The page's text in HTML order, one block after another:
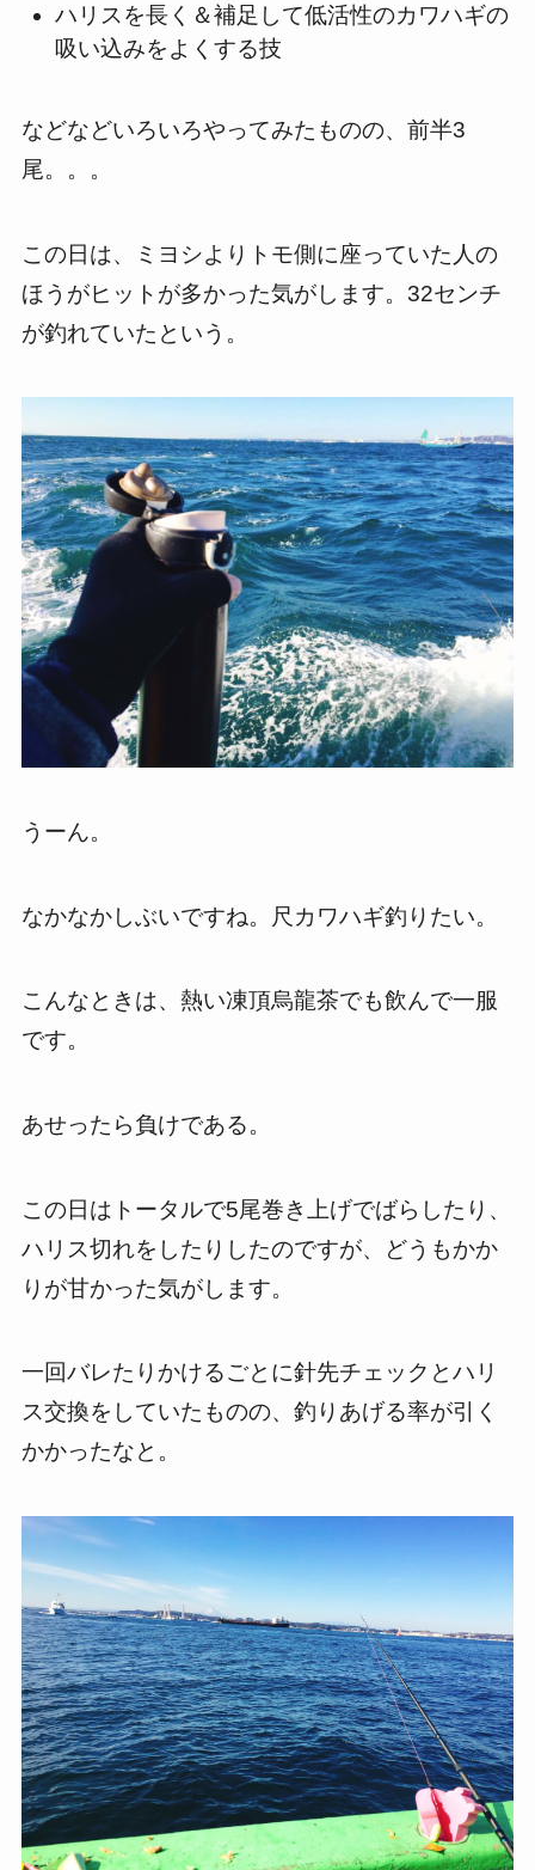
ハリスを長く＆補足して低活性のカワハギの
吸い込みをよくする技
などなどいろいろやってみたものの、前半3
尾。。。
この日は、ミヨシよりトモ側に座っていた人の
ほうがヒットが多かった気がします。32センチ
が釣れていたという。
うーん。
なかなかしぶいですね。尺カワハギ釣りたい。
こんなときは、熱い凍頂烏龍茶でも飲んで一服
です。
あせったら負けである。
この日はトータルで5尾巻き上げでばらしたり、
ハリス切れをしたりしたのですが、どうもかか
りが甘かった気がします。
一回バレたりかけるごとに針先チェックとハリ
ス交換をしていたものの、釣りあげる率が引く
かかったなと。